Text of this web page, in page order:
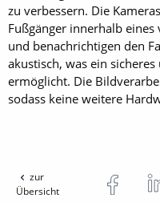
zu verbessern. Die
Fußgänger innerhalb
und benachrichtigen den
akustisch, was ein
ermöglicht. Die
sodass keine weitere
zur
Übersicht